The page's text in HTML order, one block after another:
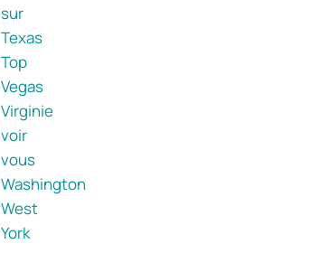
sur
Texas
Top
Vegas
Virginie
voir
vous
Washington
West
York